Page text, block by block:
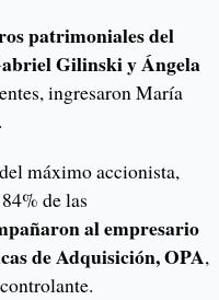
patrimoniales del
Gilinski y Ángela
ingresaron María
máximo accionista,
de las
al empresario
de Adquisición, OPA,